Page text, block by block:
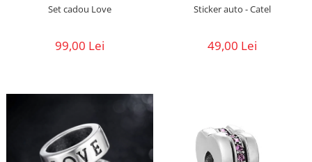
Set cadou Love
99,00 Lei
Sticker auto - Catel
49,00 Lei